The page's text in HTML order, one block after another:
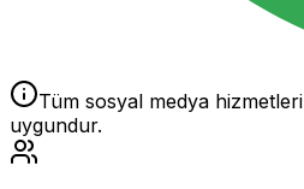
Tüm sosyal medya
uygundur.